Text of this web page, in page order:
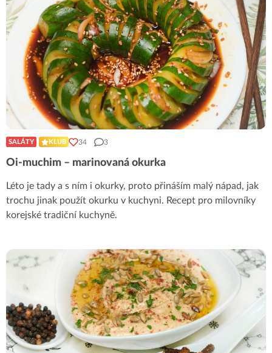
SALÁTY KLUB 34 3
Oi-muchim – marinovaná okurka
Léto je tady a s ním i okurky, proto přináším malý nápad, jak
trochu jinak použít okurku v kuchyni. Recept pro milovníky
korejské tradiční kuchyně.